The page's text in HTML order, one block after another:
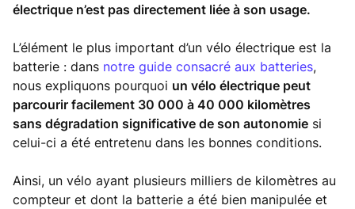
électrique n’est pas directement liée à son usage.
L’élément le plus important d’un vélo électrique est la
batterie : dans notre guide consacré aux batteries,
nous expliquons pourquoi un vélo électrique peut
parcourir facilement 30 000 à 40 000 kilomètres
sans dégradation significative de son autonomie si
celui-ci a été entretenu dans les bonnes conditions.
Ainsi, un vélo ayant plusieurs milliers de kilomètres au
compteur et dont la batterie a été bien manipulée et